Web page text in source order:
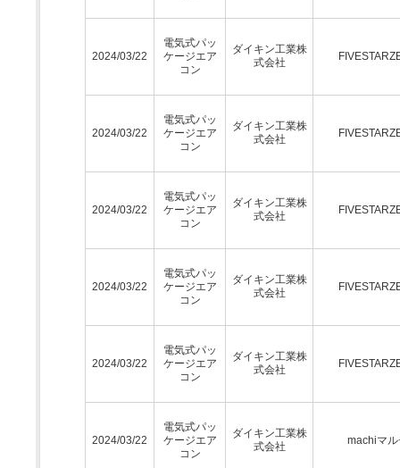
2024/03/22
電気式パッ
ケージエア
コン
ダイキン工業株
式会社
2024/03/22
電気式パッ
ケージエア
コン
ダイキン工業株
式会社
2024/03/22
電気式パッ
ケージエア
コン
ダイキン工業株
式会社
2024/03/22
電気式パッ
ケージエア
コン
ダイキン工業株
式会社
2024/03/22
電気式パッ
ケージエア
コン
ダイキン工業株
式会社
2024/03/22
電気式パッ
ケージエア
コン
ダイキン工業株
式会社
machiマル